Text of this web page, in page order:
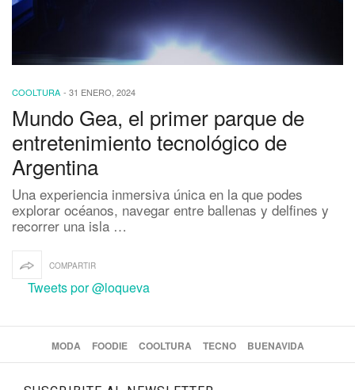
COOLTURA - 31 ENERO, 2024
Mundo Gea, el primer parque de
entretenimiento tecnológico de
Argentina
Una experiencia inmersiva única en la que podes
explorar océanos, navegar entre ballenas y delfines y
recorrer una isla …
COMPARTIR
Tweets por @loqueva
MODA FOODIE COOLTURA TECNO BUENAVIDA